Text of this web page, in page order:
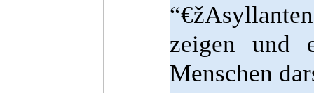
zeigen und
Menschen